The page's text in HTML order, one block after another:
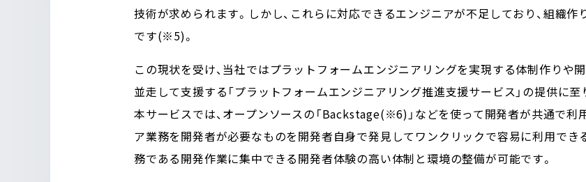
技術が求められます。しかし、これらに対応できるエンジニアが不足しており、組織
です(※5)。
この現状を受け、当社ではプラットフォームエンジニアリングを実現する体制作りや
並走して支援する「プラットフォームエンジニアリング推進支援サービス」の提供に至
本サービスでは、オープンソースの「Backstage(※6)」などを使って開発者が共通で利
ア業務を開発者が必要なものを開発者自身で発見してワンクリックで容易に利用でき
務である開発作業に集中できる開発者体験の高い体制と環境の整備が可能です。